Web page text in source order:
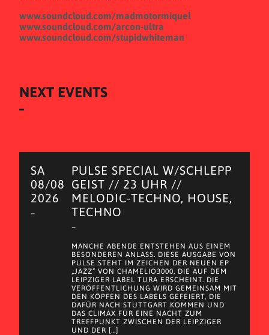
www.soundcloud.com/madmotormiquel
www.soundcloud.com/arcon-ultra
www.soundcloud.com/stupidwhiteman
NEXT EVENTS
SA
08/08
2026
–
PULSE SPECIAL W/SCHLEPP
GEIST // 23 UHR //
MELODIC-TECHNO, HOUSE,
TECHNO
–
MANCHE ABENDE ENTSTEHEN AUS EINEM
BESONDEREN ANLASS. DIESE AUSGABE VON
PULSE STEHT IM ZEICHEN DER NEUEN EP
„JAZZ“ VON CHAMELIO3000, DIE AUF DEM
LEIPZIGER LABEL TURA ERSCHEINT. DIE
VERÖFFENTLICHUNG WIRD GEMEINSAM MIT
DEN KÖPFEN DES LABELS GEFEIERT, DIE
DAFÜR NACH STUTTGART KOMMEN UND
DAS CLIMAX FÜR EINE NACHT ZUM
TREFFPUNKT ZWISCHEN DER LEIPZIGER
UND DER […]